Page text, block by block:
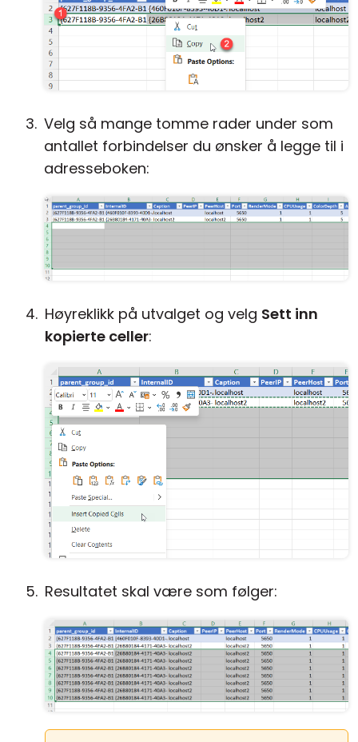
Velg så mange tomme rader under som
antallet forbindelser du ønsker å legge til i
adresseboken:
Høyreklikk på utvalget og velg Sett inn
kopierte celler:
Resultatet skal være som følger: